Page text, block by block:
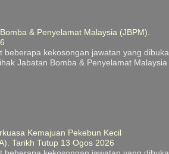
& Penyelamat Malaysia (JBPM).
beberapa kekosongan jawatan yang dibuka
Jabatan Bomba & Penyelamat Malaysia
Kemajuan Pekebun Kecil
Tarikh Tutup 13 Ogos 2026